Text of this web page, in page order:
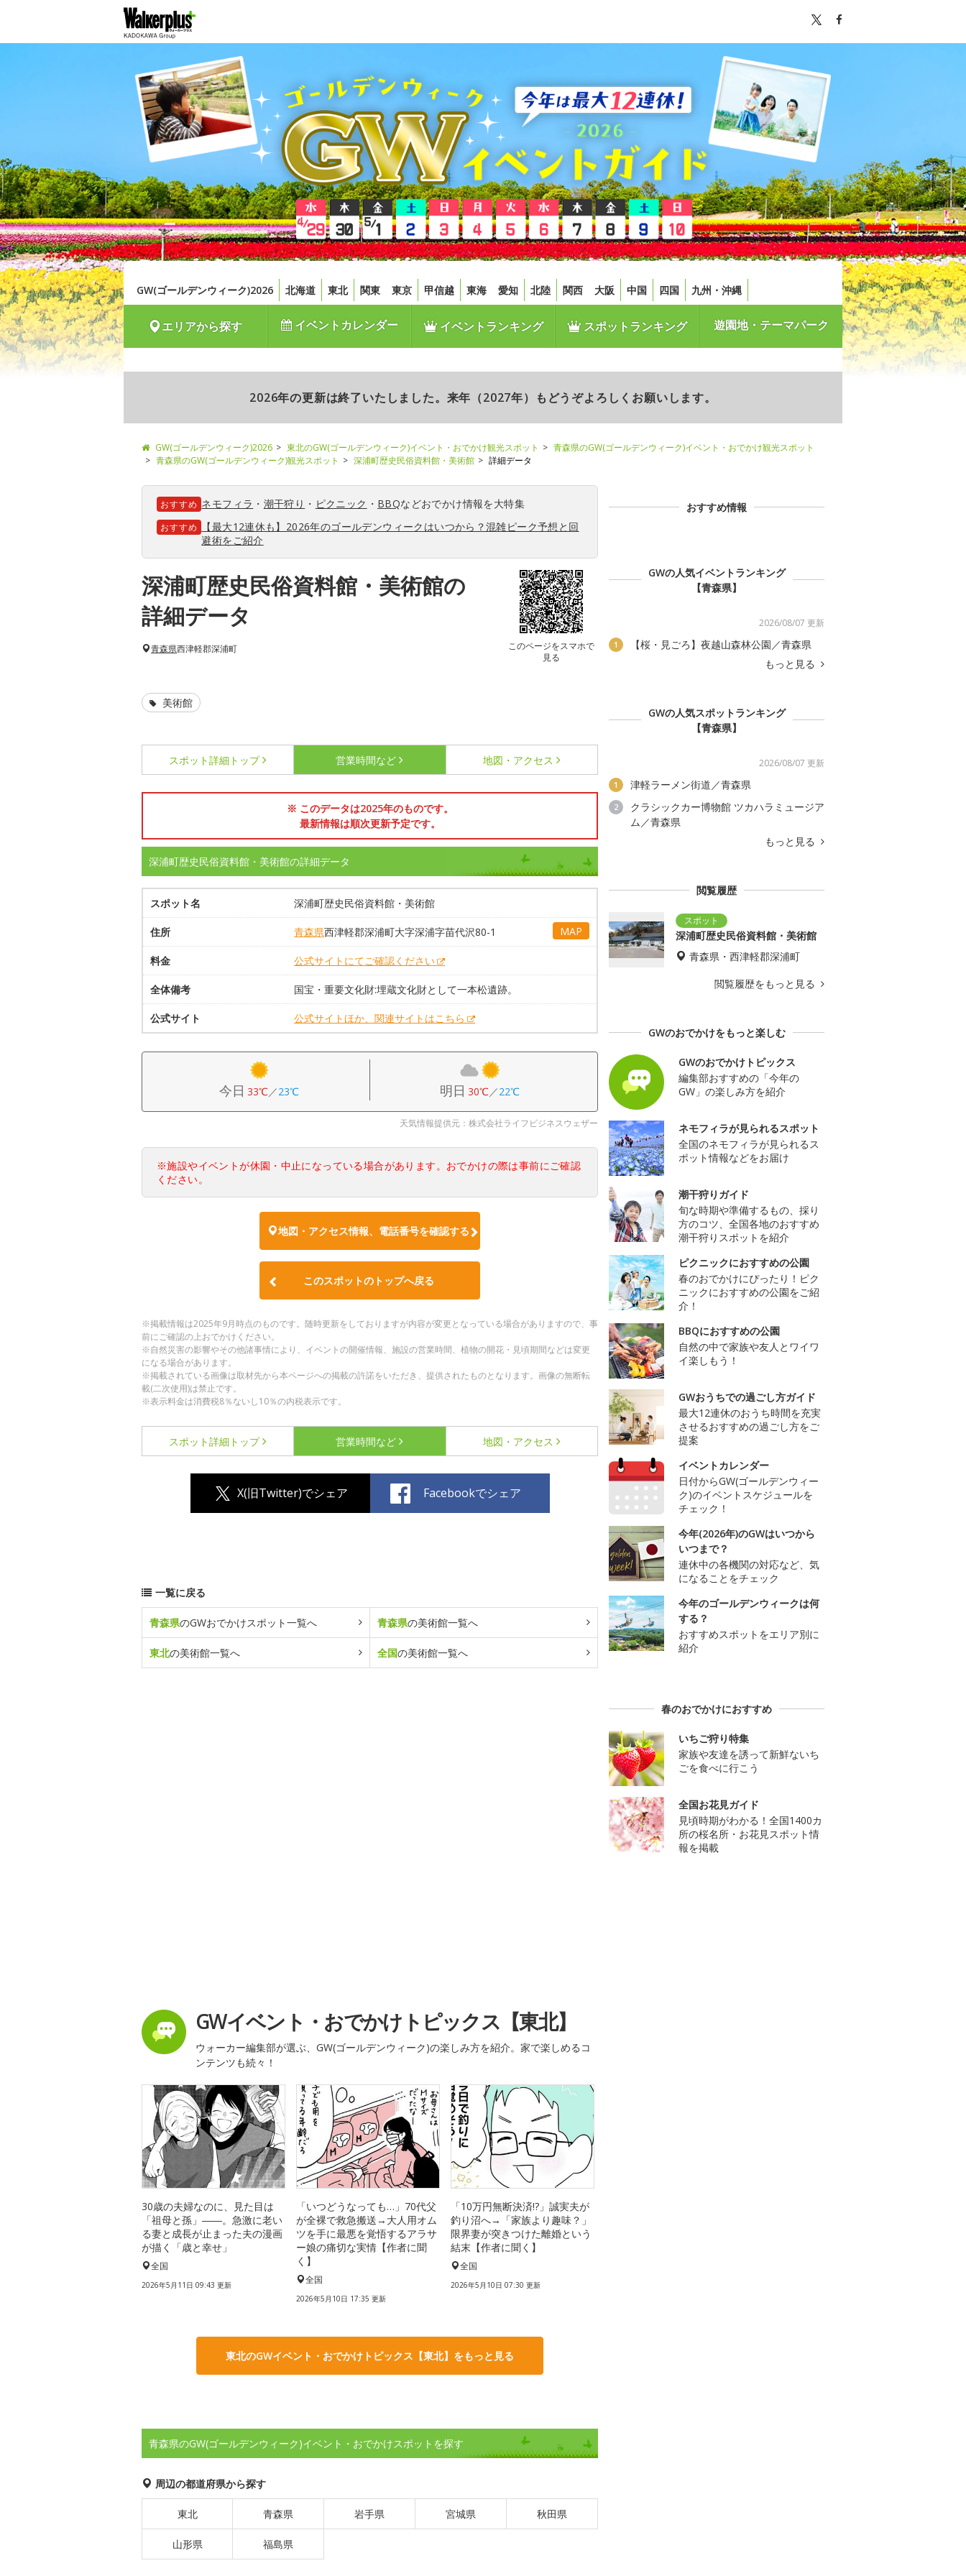
GW(ゴールデンウィーク)2026 北海道 東北 関東 東京 甲信越 東海 愛知 北陸 関西 大阪 中国 四国 九州・沖縄
エリアから探す イベントカレンダー イベントランキング スポットランキング 遊園地・テーマパーク
2026年の更新は終了いたしました。来年（2027年）もどうぞよろしくお願いします。
GW(ゴールデンウィーク)2026 東北のGW(ゴールデンウィーク)イベント・おでかけ観光スポット
青森県のGW(ゴールデンウィーク)イベント・おでかけ観光スポット
青森県のGW(ゴールデンウィーク)観光スポット
深浦町歴史民俗資料館・美術館 詳細データ
おすすめ ネモフィラ ・ 潮干狩り ・ ピクニック ・ BBQなどおでかけ情報を大特集
おすすめ
【最大12連休も】2026年のゴールデンウィークはいつから？混雑ピーク予想と回
避術をご紹介
深浦町歴史民俗資料館・美術館の
詳細データ
このページをスマホで
見る
青森県西津軽郡深浦町
美術館
スポット詳細 トップ 営業時間など 地図・アクセス
※ このデータは2025年のものです。
最新情報は順次更新予定です。
深浦町歴史民俗資料館・美術館の詳細データ
スポット名 深浦町歴史民俗資料館・美術館
住所 青森県西津軽郡深浦町大字深浦字苗代沢80-1 MAP
料金 公式サイトにてご確認ください
全体備考 国宝・重要文化財:埋蔵文化財として一本松遺跡。
公式サイト 公式サイトほか、関連サイトはこちら
今日 33℃／23℃ 明日 30℃／22℃
天気情報提供元：株式会社ライフビジネスウェザー
※施設やイベントが休園・中止になっている場合があります。おでかけの際は事前にご確認
ください。
地図・アクセス情報、電話番号を確認する
このスポットのトップへ戻る
※掲載情報は2025年9月時点のものです。随時更新をしておりますが内容が変更となっている場合がありますので、事
前にご確認の上おでかけください。
※自然災害の影響やその他諸事情により、イベントの開催情報、施設の営業時間、植物の開花・見頃期間などは変更
になる場合があります。
※掲載されている画像は取材先から本ページへの掲載の許諾をいただき、提供されたものとなります。画像の無断転
載(二次使用)は禁止です。
※表示料金は消費税8％ないし10％の内税表示です。
スポット詳細 トップ 営業時間など 地図・アクセス
X(旧Twitter)でシェア Facebookでシェア
一覧に戻る
青森県のGWおでかけスポット一覧へ 青森県の美術館一覧へ
東北の美術館一覧へ 全国の美術館一覧へ
GWイベント・おでかけトピックス【東北】
ウォーカー編集部が選ぶ、GW(ゴールデンウィーク)の楽しみ方を紹介。家で楽しめるコ
ンテンツも続々！
30歳の夫婦なのに、見た目は
「祖母と孫」――。急激に老い
る妻と成長が止まった夫の漫画
が描く「歳と幸せ」
全国
2026年5月11日 09:43 更新
「いつどうなっても…」70代父
が全裸で救急搬送→大人用オム
ツを手に最悪を覚悟するアラサ
ー娘の痛切な実情【作者に聞
く】
全国
2026年5月10日 17:35 更新
「10万円無断決済!?」誠実夫が
釣り沼へ→「家族より趣味？」
限界妻が突きつけた離婚という
結末【作者に聞く】
全国
2026年5月10日 07:30 更新
東北のGWイベント・おでかけトピックス【東北】をもっと見る
青森県のGW(ゴールデンウィーク)イベント・おでかけスポットを探す
周辺の都道府県から探す
東北 青森県 岩手県 宮城県 秋田県
山形県 福島県
おすすめ情報
GWの人気イベントランキング
【青森県】
2026/08/07 更新
1
【桜・見ごろ】夜越山森林公園／青森県
もっと見る
GWの人気スポットランキング
【青森県】
2026/08/07 更新
1 津軽ラーメン街道／青森県
2
クラシックカー博物館 ツカハラミュージア
ム／青森県
もっと見る
閲覧履歴
深浦町歴史民俗資料館・美術館
青森県・西津軽郡深浦町
閲覧履歴をもっと見る
GWのおでかけをもっと楽しむ
GWのおでかけトピックス
編集部おすすめの「今年の
GW」の楽しみ方を紹介
ネモフィラが見られるスポット
全国のネモフィラが見られるス
ポット情報などをお届け
潮干狩りガイド
旬な時期や準備するもの、採り
方のコツ、全国各地のおすすめ
潮干狩りスポットを紹介
ピクニックにおすすめの公園
春のおでかけにぴったり！ピク
ニックにおすすめの公園をご紹
介！
BBQにおすすめの公園
自然の中で家族や友人とワイワ
イ楽しもう！
GWおうちでの過ごし方ガイド
最大12連休のおうち時間を充実
させるおすすめの過ごし方をご
提案
イベントカレンダー
日付からGW(ゴールデンウィー
ク)のイベントスケジュールを
チェック！
今年(2026年)のGWはいつから
いつまで？
連休中の各機関の対応など、気
になることをチェック
今年のゴールデンウィークは何
する？
おすすめスポットをエリア別に
紹介
春のおでかけにおすすめ
いちご狩り特集
家族や友達を誘って新鮮ないち
ごを食べに行こう
全国お花見ガイド
見頃時期がわかる！全国1400カ
所の桜名所・お花見スポット情
報を掲載